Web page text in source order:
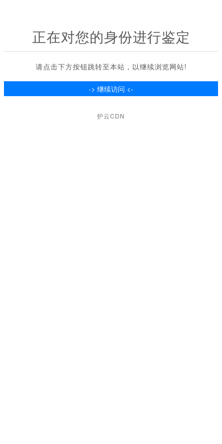
正在对您的身份进行鉴定
请点击下方按钮跳转至本站，以继续浏览网站!
护云CDN